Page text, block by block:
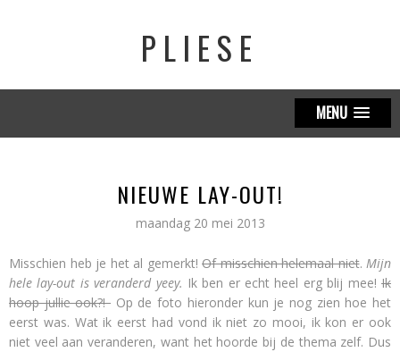
PLIESE
MENU
NIEUWE LAY-OUT!
maandag 20 mei 2013
Misschien heb je het al gemerkt! Of misschien helemaal niet. Mijn
hele lay-out is veranderd yeey. Ik ben er echt heel erg blij mee!Ik
hoop jullie ook?! Op de foto hieronder kun je nog zien hoe het
eerst was. Wat ik eerst had vond ik niet zo mooi, ik kon er ook
niet veel aan veranderen, want het hoorde bij de thema zelf. Dus